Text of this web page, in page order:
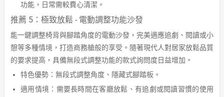
功能，日常需較費心清潔。
推薦 5：極致放鬆 - 電動調整功能沙發
能一鍵調整椅背與腳踏角度的電動沙發，完美適應追劇、閱讀或小
憩等多種情境，打造商務艙般的享受。隨著現代人對居家放鬆品質
的要求提高，具備無段式調整功能的款式詢問度日益增加。
特色優勢：無段式調整角度、隱藏式腳踏板。
適用情境：需要長時間在客廳放鬆、有追劇或閱讀習慣的使用